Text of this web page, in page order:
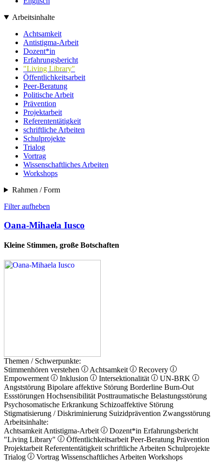
Arbeitsinhalte
Achtsamkeit
Antistigma-Arbeit
Dozent*in
Erfahrungsbericht
"Living Library"
Öffentlichkeitsarbeit
Peer-Beratung
Politische Arbeit
Prävention
Projektarbeit
Referententätigkeit
schriftliche Arbeiten
Schulprojekte
Trialog
Vortrag
Wissenschaftliches Arbeiten
Workshops
Rahmen / Form
Filter aufheben
Oana-Mihaela Iusco
Kleine Stimmen, große Botschaften
Themen / Schwerpunkte:
Stimmenhören verstehen
Achtsamkeit
Recovery
Empowerment
Inklusion Intersektionalität
UN-BRK
Angststörung Bipolare affektive Störung Borderline Burn-Out
Essstörungen Hochsensibilität Posttraumatische Belastungsstörung
Psychosomatische Erkrankung Schizoaffektive Störung
Stigmatisierung / Diskriminierung Suizidprävention Zwangsstörung
Arbeitsinhalte:
Achtsamkeit Antistigma-Arbeit Dozent*in Erfahrungsbericht
"Living Library"
Öffentlichkeitsarbeit Peer-Beratung Prävention
Projektarbeit Referententätigkeit schriftliche Arbeiten Schulprojekte
Trialog
Vortrag Wissenschaftliches Arbeiten Workshops